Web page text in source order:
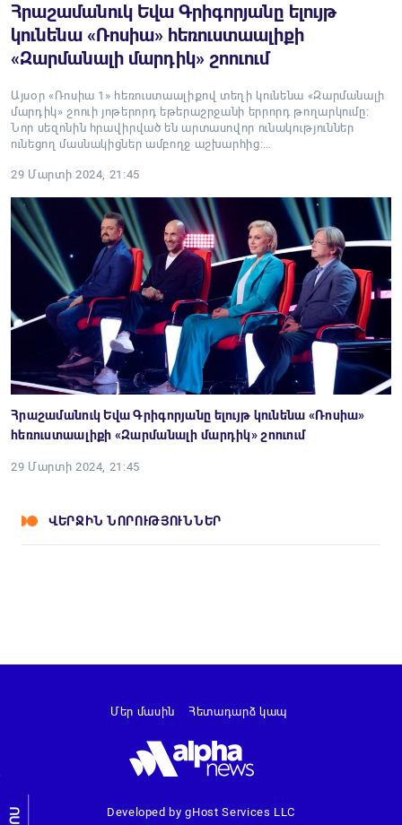
Հրաշամանուկ Եվա Գրիգորյանը ելույթ
կունենա «Ռոսիա» հեռուստաալիքի
«Զարմանալի մարդիկ» շոուում
Այսօր «Ռոսիա 1» հեռուստաալիքով տեղի կունենա «Զարմանալի
մարդիկ» շոուի յոթերորդ եթերաշրջանի երրորդ թողարկումը։
Նոր սեզոնին հրավիրված են արտասովոր ունակություններ
ունեցող մասնակիցներ ամբողջ աշխարհից։…
29 Մարտի 2024, 21:45
Հրաշամանուկ Եվա Գրիգորյանը ելույթ կունենա «Ռոսիա»
հեռուստաալիքի «Զարմանալի մարդիկ» շոուում
29 Մարտի 2024, 21:45
ՎԵՐՋԻՆ ՆՈՐՈՒԹՅՈՒՆՆԵՐ
Developed by gHost Services LLC
Մեր մասին Հետադարձ կապ